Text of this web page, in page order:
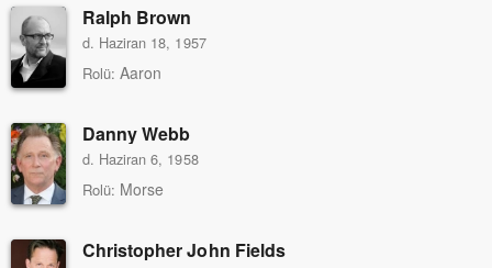
Ralph Brown
d. Haziran 18, 1957
Rolü: Aaron
Danny Webb
d. Haziran 6, 1958
Rolü: Morse
Christopher John Fields